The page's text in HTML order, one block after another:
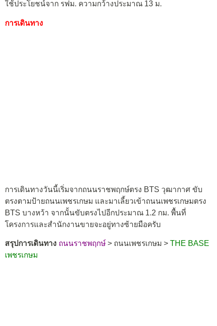
ใช้ประโยชน์จาก รฟม. ความกว้างประมาณ 13 ม.
การเดินทาง
การเดินทางวันนี้เริ่มจากถนนราชพฤกษ์ตรง BTS วุฒากาศ ขับ
ตรงตามป้ายถนนเพชรเกษม และมาเลี้ยวเข้าถนนเพชรเกษมตรง
BTS บางหว้า จากนั้นขับตรงไปอีกประมาณ 1.2 กม. พื้นที่
โครงการและสำนักงานขายจะอยู่ทางซ้ายมือครับ
สรุปการเดินทาง ถนนราชพฤกษ์ > ถนนเพชรเกษม > THE BASE
เพชรเกษม